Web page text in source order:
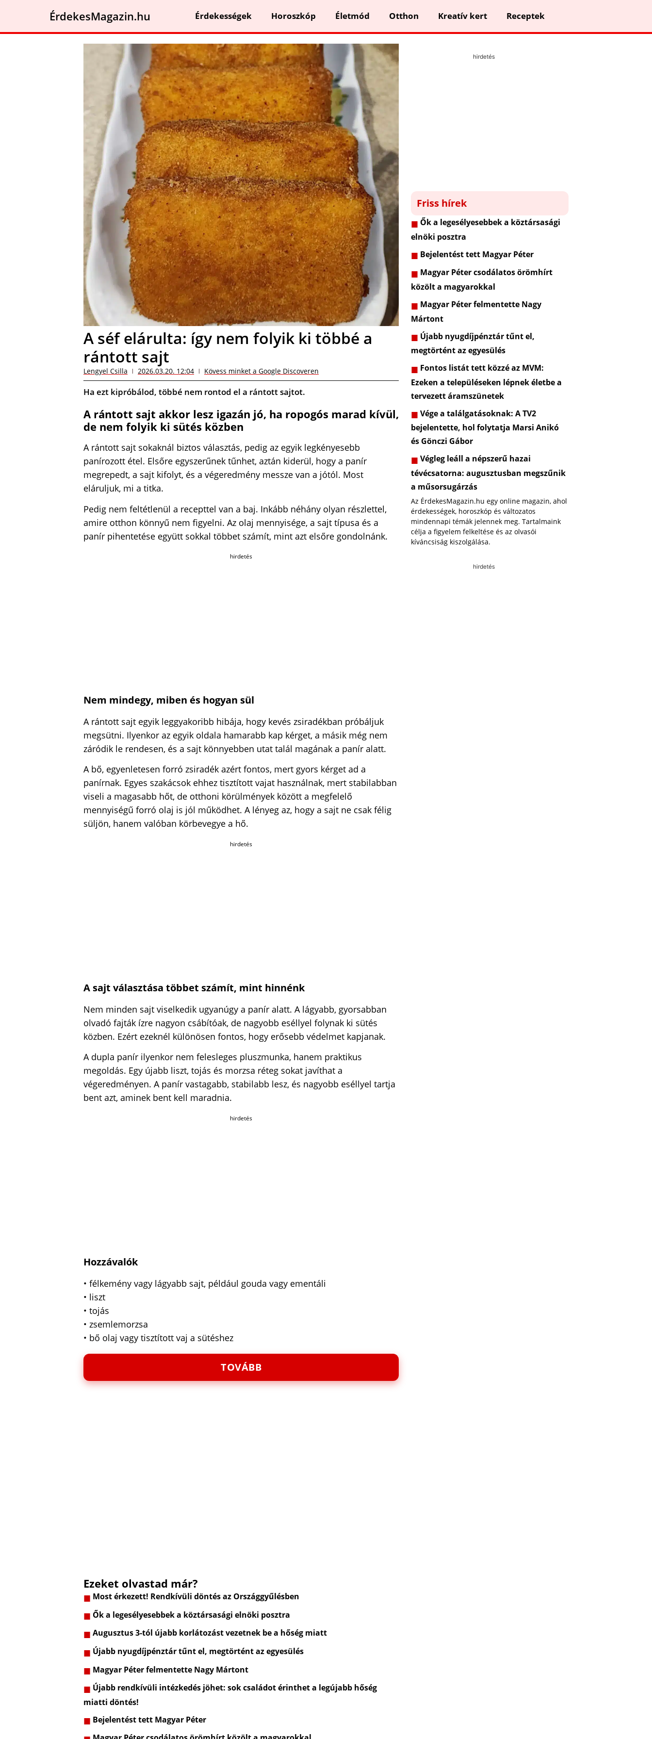
ÉrdekesMagazin.hu Érdekességek Horoszkóp Életmód Otthon Kreatív kert Receptek
A séf elárulta: így nem folyik ki többé a
rántott sajt
Lengyel Csilla 2026.03.20. 12:04 Kövess minket a Google Discoveren
Ha ezt kipróbálod, többé nem rontod el a rántott sajtot.
A rántott sajt akkor lesz igazán jó, ha ropogós marad kívül,
de nem folyik ki sütés közben
A rántott sajt sokaknál biztos választás, pedig az egyik legkényesebb
panírozott étel. Elsőre egyszerűnek tűnhet, aztán kiderül, hogy a panír
megrepedt, a sajt kifolyt, és a végeredmény messze van a jótól. Most
eláruljuk, mi a titka.
Pedig nem feltétlenül a recepttel van a baj. Inkább néhány olyan részlettel,
amire otthon könnyű nem figyelni. Az olaj mennyisége, a sajt típusa és a
panír pihentetése együtt sokkal többet számít, mint azt elsőre gondolnánk.
hirdetés
Nem mindegy, miben és hogyan sül
A rántott sajt egyik leggyakoribb hibája, hogy kevés zsiradékban próbáljuk
megsütni. Ilyenkor az egyik oldala hamarabb kap kérget, a másik még nem
záródik le rendesen, és a sajt könnyebben utat talál magának a panír alatt.
A bő, egyenletesen forró zsiradék azért fontos, mert gyors kérget ad a
panírnak. Egyes szakácsok ehhez tisztított vajat használnak, mert stabilabban
viseli a magasabb hőt, de otthoni körülmények között a megfelelő
mennyiségű forró olaj is jól működhet. A lényeg az, hogy a sajt ne csak félig
süljön, hanem valóban körbevegye a hő.
hirdetés
A sajt választása többet számít, mint hinnénk
Nem minden sajt viselkedik ugyanúgy a panír alatt. A lágyabb, gyorsabban
olvadó fajták ízre nagyon csábítóak, de nagyobb eséllyel folynak ki sütés
közben. Ezért ezeknél különösen fontos, hogy erősebb védelmet kapjanak.
A dupla panír ilyenkor nem felesleges pluszmunka, hanem praktikus
megoldás. Egy újabb liszt, tojás és morzsa réteg sokat javíthat a
végeredményen. A panír vastagabb, stabilabb lesz, és nagyobb eséllyel tartja
bent azt, aminek bent kell maradnia.
hirdetés
Hozzávalók
• félkemény vagy lágyabb sajt, például gouda vagy ementáli
• liszt
• tojás
• zsemlemorzsa
• bő olaj vagy tisztított vaj a sütéshez
TOVÁBB
Ezeket olvastad már?
Most érkezett! Rendkívüli döntés az Országgyűlésben
Ők a legesélyesebbek a köztársasági elnöki posztra
Augusztus 3-tól újabb korlátozást vezetnek be a hőség miatt
Újabb nyugdíjpénztár tűnt el, megtörtént az egyesülés
Magyar Péter felmentette Nagy Mártont
Újabb rendkívüli intézkedés jöhet: sok családot érinthet a legújabb hőség
miatti döntés!
Bejelentést tett Magyar Péter
hirdetés
Friss hírek
Ők a legesélyesebbek a köztársasági
elnöki posztra
Bejelentést tett Magyar Péter
Magyar Péter csodálatos örömhírt
közölt a magyarokkal
Magyar Péter felmentette Nagy
Mártont
Újabb nyugdíjpénztár tűnt el,
megtörtént az egyesülés
Fontos listát tett közzé az MVM:
Ezeken a településeken lépnek életbe a
tervezett áramszünetek
Vége a találgatásoknak: A TV2
bejelentette, hol folytatja Marsi Anikó
és Gönczi Gábor
Végleg leáll a népszerű hazai
tévécsatorna: augusztusban megszűnik
a műsorsugárzás
Az ÉrdekesMagazin.hu egy online magazin, ahol
érdekességek, horoszkóp és változatos
mindennapi témák jelennek meg. Tartalmaink
célja a figyelem felkeltése és az olvasói
kíváncsiság kiszolgálása.
hirdetés